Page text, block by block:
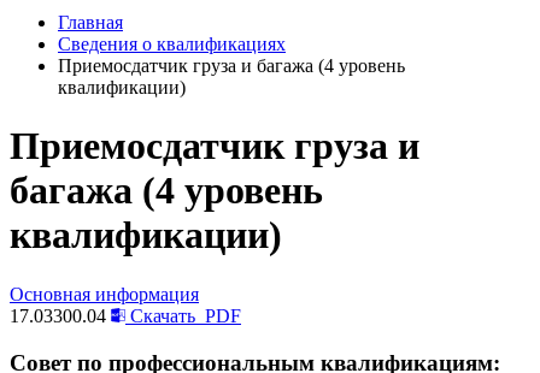
Главная
Сведения о квалификациях
Приемосдатчик груза и багажа (4 уровень
квалификации)
Приемосдатчик груза и
багажа (4 уровень
квалификации)
Основная информация
17.03300.04
Скачать PDF
Совет по профессиональным квалификациям: